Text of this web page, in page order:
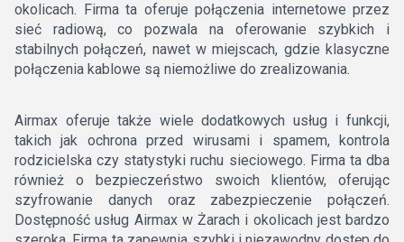
okolicach. Firma ta oferuje połączenia internetowe przez
sieć radiową, co pozwala na oferowanie szybkich i
stabilnych połączeń, nawet w miejscach, gdzie klasyczne
połączenia kablowe są niemożliwe do zrealizowania.
Airmax oferuje także wiele dodatkowych usług i funkcji,
takich jak ochrona przed wirusami i spamem, kontrola
rodzicielska czy statystyki ruchu sieciowego. Firma ta dba
również o bezpieczeństwo swoich klientów, oferując
szyfrowanie danych oraz zabezpieczenie połączeń.
Dostępność usług Airmax w Żarach i okolicach jest bardzo